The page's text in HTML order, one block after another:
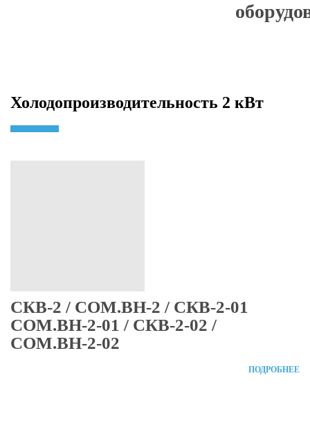
Холодопроизводительность 2 кВт
СКВ-2 / СОМ.ВН-2 / СКВ-2-01
СОМ.ВН-2-01 / СКВ-2-02 /
СОМ.ВН-2-02
ПОДРОБНЕЕ